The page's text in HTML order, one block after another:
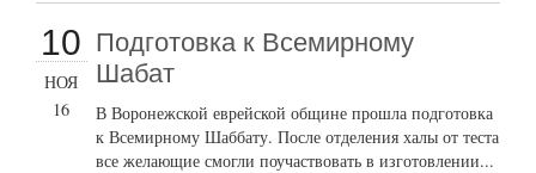
10
НОЯ
16
Подготовка к Всемирному
Шабат
В Воронежской еврейской общине прошла подготовка
к Всемирному Шаббату. После отделения халы от теста
все желающие смогли поучаствовать в изготовлении...